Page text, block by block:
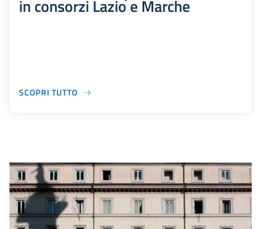
in consorzi Lazio e Marche
SCOPRI TUTTO